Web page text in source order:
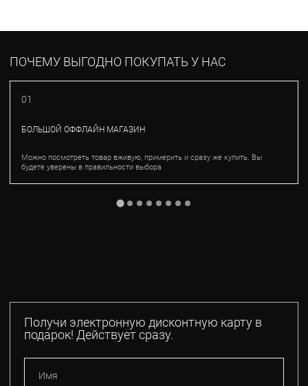
ПОЧЕМУ ВЫГОДНО ПОКУПАТЬ У НАС
01
БОЛЬШОЙ ОФФЛАЙН МАГАЗИН
Можно посмотреть товар вживую, примерить и сразу же купить. Вы
будете уверены в правильности выбора
Получи электронную дисконтную карту в
подарок! Действует сразу.